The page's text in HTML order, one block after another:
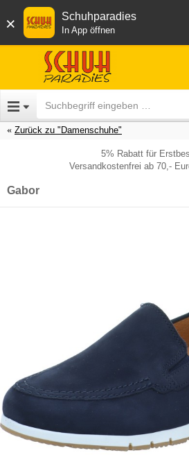
× Schuhparadies
In App öffnen
Zurück zu "Damenschuhe"
5% Rabatt für
Versandkostenfrei ab 70,-
Gabor